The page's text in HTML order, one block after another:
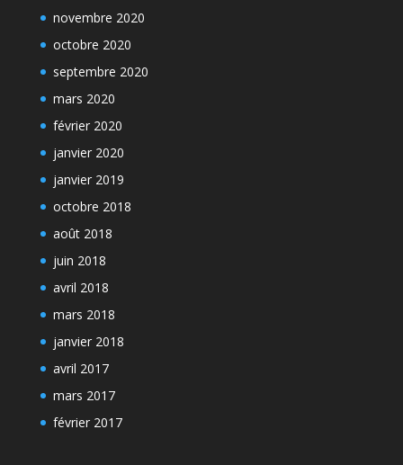
novembre 2020
octobre 2020
septembre 2020
mars 2020
février 2020
janvier 2020
janvier 2019
octobre 2018
août 2018
juin 2018
avril 2018
mars 2018
janvier 2018
avril 2017
mars 2017
février 2017